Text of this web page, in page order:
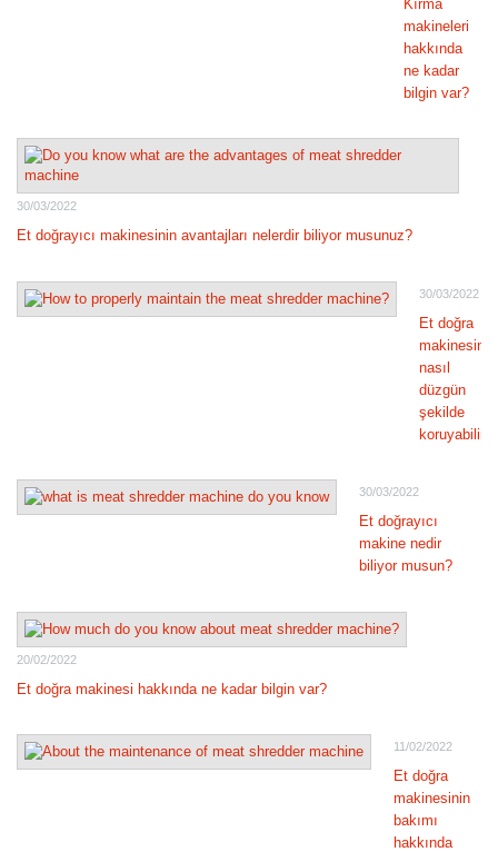
makineleri
hakkında
ne kadar
bilgin var?
30/03/2022
Et doğrayıcı makinesinin avantajları nelerdir biliyor musunuz?
30/03/2022
Et doğra
makinesini
nasıl
düzgün
şekilde
30/03/2022
Et doğrayıcı
makine nedir
biliyor musun?
20/02/2022
Et doğra makinesi hakkında ne kadar bilgin var?
11/02/2022
Et doğra
makinesinin
bakımı
hakkında